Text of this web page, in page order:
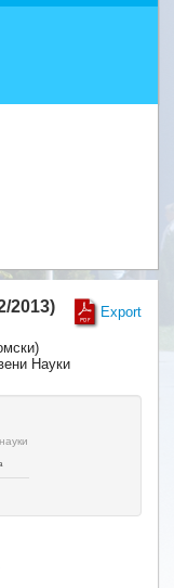
Export
2013)
Науки